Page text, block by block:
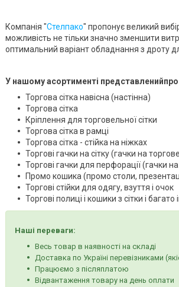
Компанія "Стелпако" пропонує великий
можливість не тільки значно зменшити
оптимальний варіант обладнання з дроту
У нашому асортименті представленийпро
Торгова сітка навісна (настінна)
Торгова сітка
Кріплення для торговельної сітки
Торгова сітка в рамці
Торгова сітка - стійка на ніжках
Торгові гачки на сітку (гачки на
Торгові гачки для перфорації (гачки
Промо кошика (промо столи,
Торгові стійки для одягу, взуття і очок
Торгові полиці і кошики з сітки і багато
Наші переваги:
Весь товар в наявності на складі
Доставка по Україні перевізниками
Працюємо з післяплатою
Відвантаження товару на день оплати